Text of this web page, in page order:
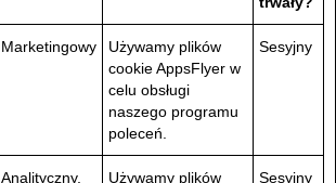
Marketingowy
Używamy plików
cookie AppsFlyer w
celu obsługi
naszego programu
poleceń.
Sesyjny
Analityczny,
Używamy plików
Sesyjny